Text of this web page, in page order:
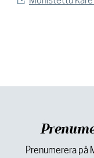
Prenumerera på